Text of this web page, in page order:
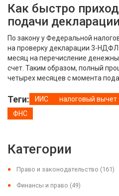
Как быстро
подачи
По закону у Федеральной
на проверку декларации 3-
месяц на перечисление
счет. Таким образом, полный
четырех месяцев с момента
Теги: ИИС налоговый вычет
ФНС
Категории
Право и законодательство (161)
Финансы и право (49)